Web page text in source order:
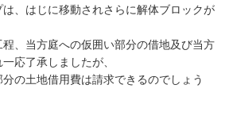
、はじに移動されさらに解体ブロックが
、当方庭への仮囲い部分の借地及び当方
応了承しましたが、
の土地借用費は請求できるのでしょう